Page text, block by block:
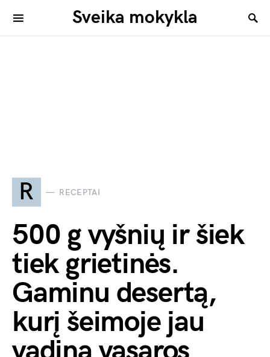
Sveika mokykla
R RECEPTAI
500 g vyšnių ir šiek
tiek grietinės.
Gaminu desertą,
kurį šeimoje jau